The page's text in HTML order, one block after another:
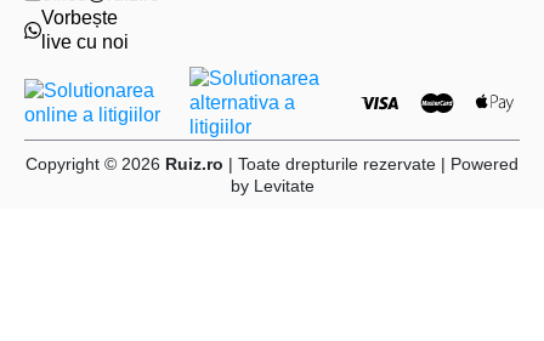
Vorbește
live cu noi
Copyright © 2026 Ruiz.ro | Toate drepturile rezervate | Powered
by Levitate